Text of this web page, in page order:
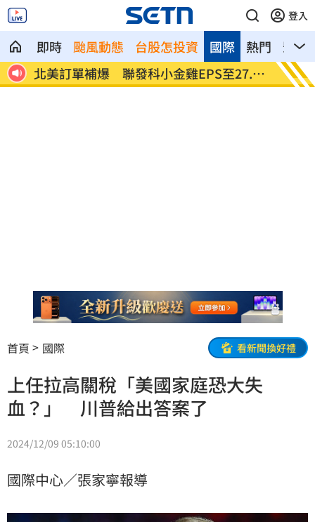
登入
即時 颱風動態 台股怎投資 熱門 影音
國際
來
北美訂單補爆 聯發科小金雞EPS至27.12
元
AI和
首頁 國際 看新聞換好禮
上任拉高關稅「美國家庭恐大失
血？」 川普給出答案了
2024/12/09 05:10:00
國際中心／張家寧報導